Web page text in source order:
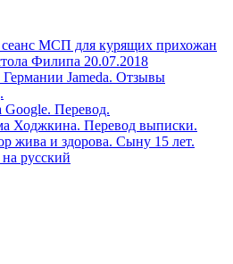
сеанс МСП для курящих прихожан
Филипа 20.07.2018
Германии Jameda. Отзывы
Перевод.
Ходжкина. Перевод выписки.
жива и здорова. Сыну 15 лет.
русский